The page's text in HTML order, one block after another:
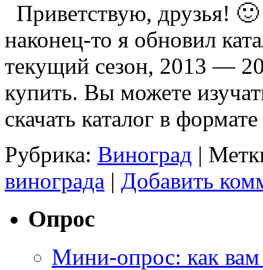
Приветствую, друзья!
наконец-то я обновил
текущий сезон, 2013 —
купить. Вы можете
скачать каталог в
Рубрика: Виноград |
винограда | Добавить
Опрос
Мини-опрос: как вам